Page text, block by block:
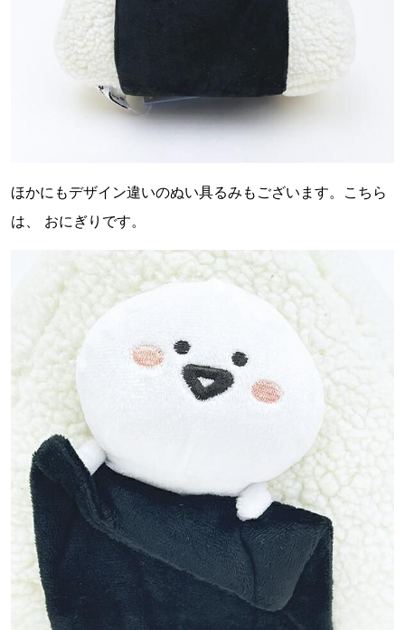
ほかにもデザイン違いのぬい具るみもございます。こちら
は、 おにぎりです。